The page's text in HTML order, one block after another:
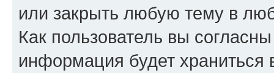
или закрыть любую тему в
Как пользователь вы
информация будет